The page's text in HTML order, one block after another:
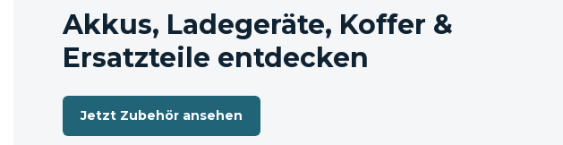
Akkus, Ladegeräte, Koffer &
Ersatzteile entdecken
Jetzt Zubehör ansehen